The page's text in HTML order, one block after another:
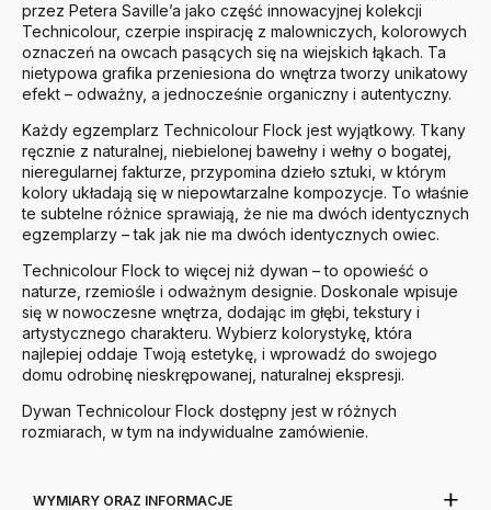
przez Petera Saville’a jako część innowacyjnej kolekcji
Technicolour, czerpie inspirację z malowniczych, kolorowych
oznaczeń na owcach pasących się na wiejskich łąkach. Ta
nietypowa grafika przeniesiona do wnętrza tworzy unikatowy
efekt – odważny, a jednocześnie organiczny i autentyczny.
Każdy egzemplarz Technicolour Flock jest wyjątkowy. Tkany
ręcznie z naturalnej, niebielonej bawełny i wełny o bogatej,
nieregularnej fakturze, przypomina dzieło sztuki, w którym
kolory układają się w niepowtarzalne kompozycje. To właśnie
te subtelne różnice sprawiają, że nie ma dwóch identycznych
egzemplarzy – tak jak nie ma dwóch identycznych owiec.
Technicolour Flock to więcej niż dywan – to opowieść o
naturze, rzemiośle i odważnym designie. Doskonale wpisuje
się w nowoczesne wnętrza, dodając im głębi, tekstury i
artystycznego charakteru. Wybierz kolorystykę, która
najlepiej oddaje Twoją estetykę, i wprowadź do swojego
domu odrobinę nieskrępowanej, naturalnej ekspresji.
Dywan Technicolour Flock dostępny jest w różnych
rozmiarach, w tym na indywidualne zamówienie.
WYMIARY ORAZ INFORMACJE